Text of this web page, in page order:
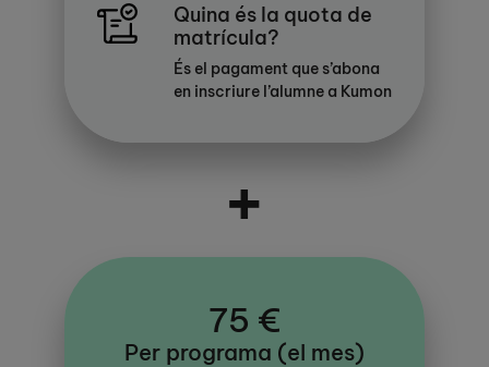
Quina és la quota de
matrícula?
És el pagament que s’abona
en inscriure l’alumne a Kumon
+
75 €
Per programa (el mes)